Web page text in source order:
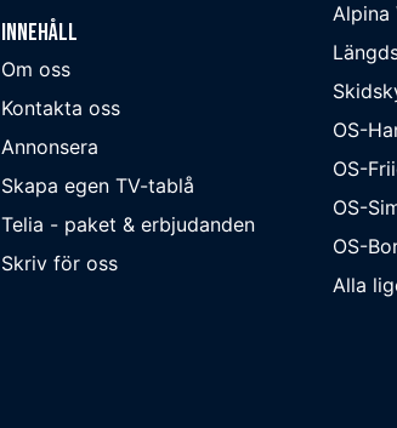
Innehåll
Om oss
Kontakta oss
Annonsera
Skapa egen TV-tablå
Telia - paket & erbjudanden
Skriv för oss
Alpina
OS-
OS-
OS-
OS-
Alla